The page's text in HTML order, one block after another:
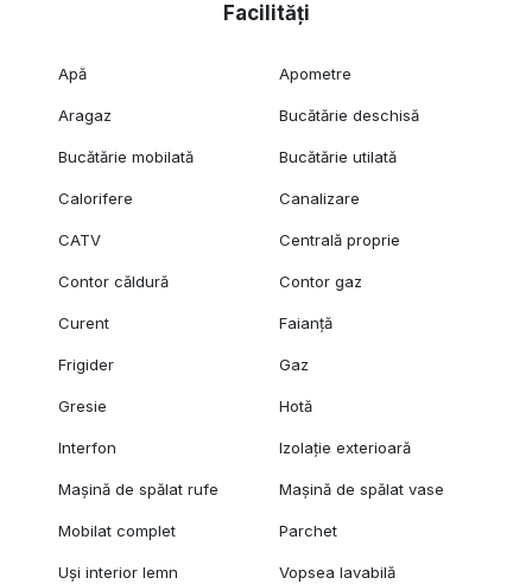
Facilități
Apă Apometre
Aragaz Bucătărie deschisă
Bucătărie mobilată Bucătărie utilată
Calorifere Canalizare
CATV Centrală proprie
Contor căldură Contor gaz
Curent Faianță
Frigider Gaz
Gresie Hotă
Interfon Izolație exterioară
Mașină de spălat rufe Mașină de spălat vase
Mobilat complet Parchet
Uși interior lemn Vopsea lavabilă